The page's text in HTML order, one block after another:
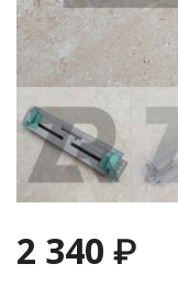
2 340 ₽